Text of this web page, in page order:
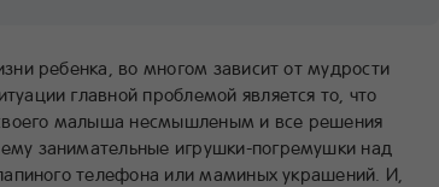
ребенка, во многом зависит от мудрости
главной проблемой является то, что
малыша несмышленым и все решения
занимательные игрушки-погремушки над
телефона или маминых украшений. И,